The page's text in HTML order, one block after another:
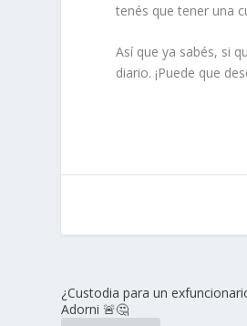
tenés que tener una
Así que ya sabés, si
diario. ¡Puede que
¿Custodia para un
Adorni 🚨🤔